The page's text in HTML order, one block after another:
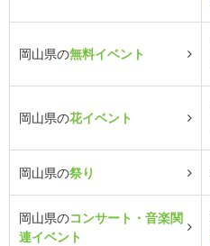
岡山県の無料イベント
岡山県の花イベント
岡山県の祭り
岡山県のコンサート・音楽関
連イベント